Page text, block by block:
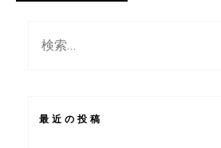
検
最近の投稿